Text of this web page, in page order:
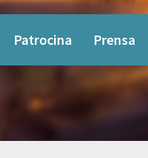
Patrocina Prensa